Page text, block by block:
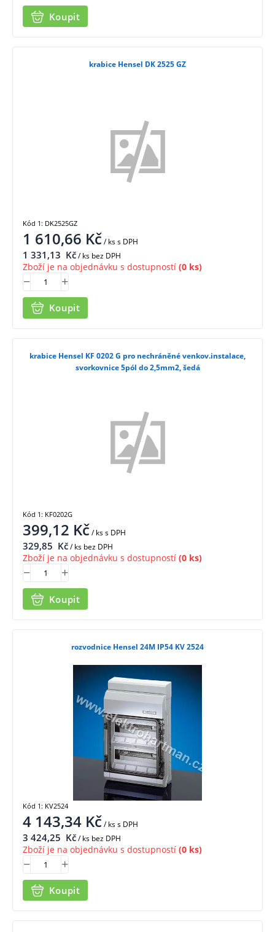
Koupit
krabice Hensel DK 2525 GZ
1 610,66 Kč/ kss DPH
1 331,13 Kč/ ks bez DPH
Zboží je na objednávku s dostupností (0 ks)
Koupit
Kód 1: DK2525GZ
krabice Hensel KF 0202 G pro nechráněné venkov.instalace,
svorkovnice 5pól do 2,5mm2, šedá
399,12 Kč/ kss DPH
329,85 Kč/ ks bez DPH
Zboží je na objednávku s dostupností (0 ks)
Koupit
Kód 1: KF0202G
rozvodnice Hensel 24M IP54 KV 2524
4 143,34 Kč/ kss DPH
3 424,25 Kč/ ks bez DPH
Zboží je na objednávku s dostupností (0 ks)
Koupit
Kód 1: KV2524